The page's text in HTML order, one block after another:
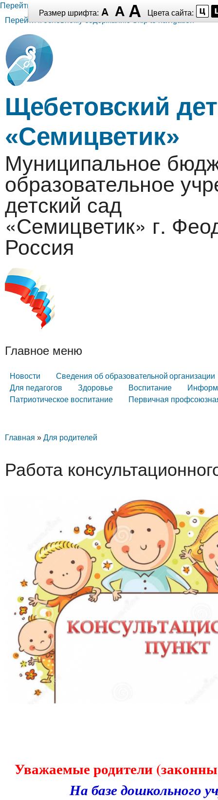
Перейти к основному содержанию
Размер шрифта:
Цвета сайта:
Перейти к основному содержанию Skip to navigation
Щебетовский
«Семицветик»
Муниципальное
образовательное
детский сад
«Семицветик» г.
Россия
Главное меню
Новости
Сведения об образовательной организации
Для педагогов
Здоровье Воспитание
Патриотическое воспитание
Первичная
Главная » Для родителей
Работа
Уважаемые родители
На базе дошкольного